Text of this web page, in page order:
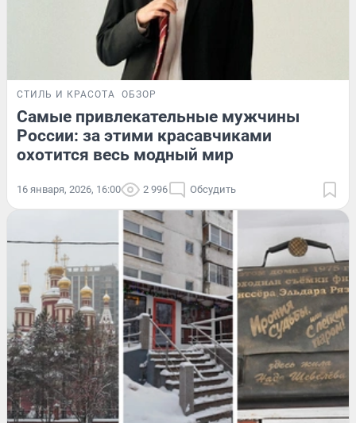
СТИЛЬ И КРАСОТА ОБЗОР
Самые привлекательные мужчины
России: за этими красавчиками
охотится весь модный мир
16 января, 2026, 16:00 2 996 Обсудить